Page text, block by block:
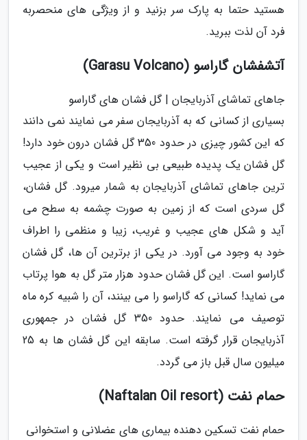
هستید حتما به پارک سر بزنید و از ویژگی های منحصربه
فرد آن لذت ببرید.
آتشفشان گاراسو (Garasu Volcano)
جاهای تماشای آذربایجان | گل فشان های گاراسو
بسیاری از کسانی که به آذربایجان سفر می نمایند نمی دانند
که این کشور چیزی در حدود 350 گل فشان درون خود دارد!
گل فشان یک پدیده طبیعی بی نظیر است و یکی از عجیب
ترین جاهای تماشای آذربایجان به شمار میرود. گل فشان،
گل سردی است که از زمین به صورت چشمه به سطح می
آید و شکل های عجیب و غریب، زیبا و منظمی را اطراف
خود به وجود می آورد. در یکی از برترین آن ها، گل فشان
گاراسو است. این گل فشان حدود هزار متر گل به هوا پرتاب
می نماید! کسانی که گاراسو را می بینند، آن را شبیه کره ماه
توصیف می نمایند. حدود 350 گل فشان در جمهوری
آذربایجان قرار گرفته است. سابقه این گل فشان ها به 25
میلیون سال قبل باز می گردد.
حمام نفت (Naftalan Oil resort)
حمام نفت تسکین دهنده بیماری های عضلانی و استخوانی